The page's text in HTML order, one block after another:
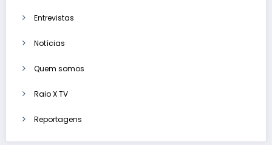
Entrevistas
Notícias
Quem somos
Raio X TV
Reportagens